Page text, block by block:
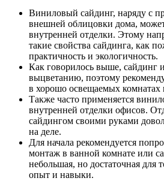
Виниловый сайдинг, наряду с
внешней облицовки дома,
внутренней отделки. Этому
такие свойства сайдинга, как
практичность и экологичность.
Как говорилось выше, сайдинг
выцветанию, поэтому
в хорошо освещаемых комнатах
Также часто применяется
внутренней отделки офисов.
сайдингом своими руками
на деле.
Для начала рекомендуется
монтаж в ванной комнате или
небольшая, но достаточная для
опыт и навыки.